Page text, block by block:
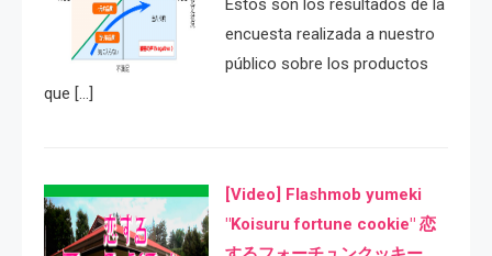
Estos son los resultados de la
encuesta realizada a nuestro
público sobre los productos
que […]
[Video] Flashmob yumeki
"Koisuru fortune cookie" 恋